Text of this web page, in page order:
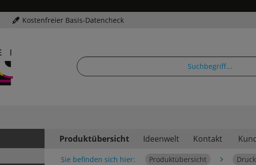
Kostenfreier Basis-Datencheck
Produktübersicht Ideenwelt Kontakt
Sie befinden sich hier: Produktübersicht